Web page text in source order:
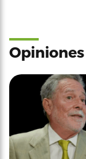
Opiniones